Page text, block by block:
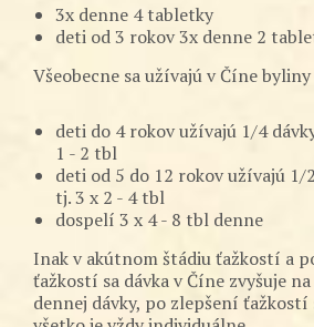
3x denne 4 tabletky
deti od 3 rokov 3x denne 2
Všeobecne sa užívajú v Číne
deti do 4 rokov užívajú 1/4
1 - 2 tbl
deti od 5 do 12 rokov užívajú 1/
tj. 3 x 2 - 4 tbl
dospelí 3 x 4 - 8 tbl denne
Inak v akútnom štádiu ťažkostí a
ťažkostí sa dávka v Číne zvyšuje
dennej dávky, po zlepšení ťažkostí